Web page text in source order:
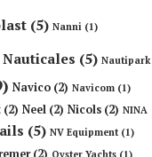
(5) Nanni (1)
Nauticales (5) Nautipark
Navico (2) Navicom (1)
(2) Neel (2) Nicols (2) NINA
(5) NV Equipment(1)
(2) Oyster Yachts (1)